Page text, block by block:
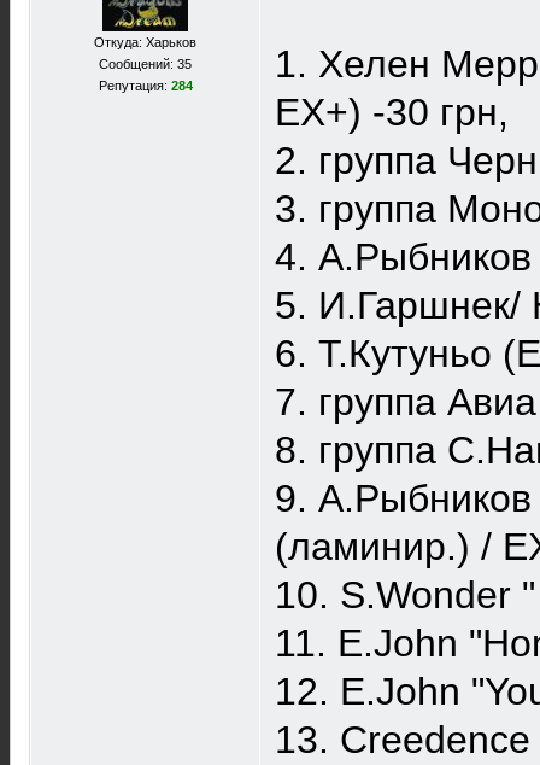
Откуда: Харьков
Сообщений: 35
Репутация: 284
1. Хелен
EX+) -30 грн,
2. группа
3. группа
4.
5. И.Гаршнек/
6. Т.Кутуньо
7. группа
8. группа
9. А.Рыбников
(ламинир.) /
10. S.Wonder
11. E.John
12. E.John
13.